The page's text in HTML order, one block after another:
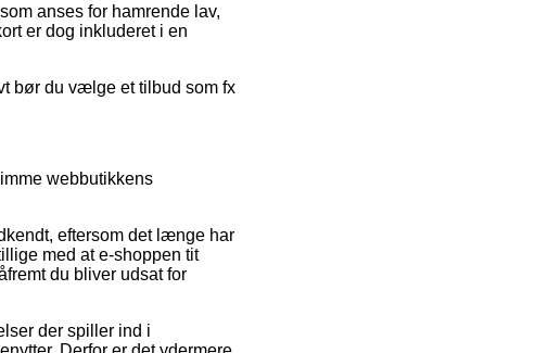
anses for hamrende lav,
er dog inkluderet i en
bør du vælge et tilbud som fx
webbutikkens
eftersom det længe har
med at e-shoppen tit
du bliver udsat for
der spiller ind i